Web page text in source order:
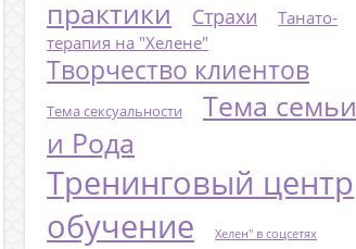
практики
Страхи
Танато-
терапия на "Хелене"
Творчество клиентов
Тема сексуальности
Тема семьи
и Рода
Тренинговый центр
обучение
Хелен" в соцсетях